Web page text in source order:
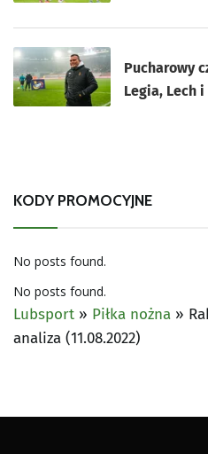
Pucharowy
Legia, Lech
KODY PROMOCYJNE
No posts found.
No posts found.
Lubsport » Piłka nożna »
analiza (11.08.2022)